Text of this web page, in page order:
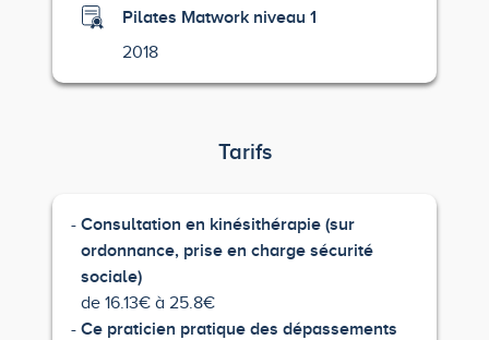
Pilates Matwork niveau 1
2018
Tarifs
Consultation en kinésithérapie (sur
ordonnance, prise en charge sécurité
sociale)
de 16.13€ à 25.8€
Ce praticien pratique des dépassements